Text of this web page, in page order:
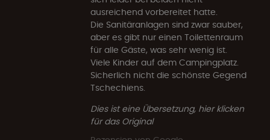
ausreichend vorbereitet hatte.
Die Sanitäranlagen sind zwar sauber,
aber es gibt nur einen Toilettenraum
für alle Gäste, was sehr wenig ist.
Viele Kinder auf dem Campingplatz.
Sicherlich nicht die schönste Gegend
Tschechiens.
Dies ist eine Übersetzung, hier klicken
für das Original